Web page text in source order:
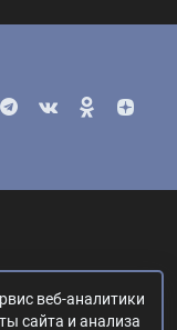
55-80
веб-аналитики
сайта и анализа